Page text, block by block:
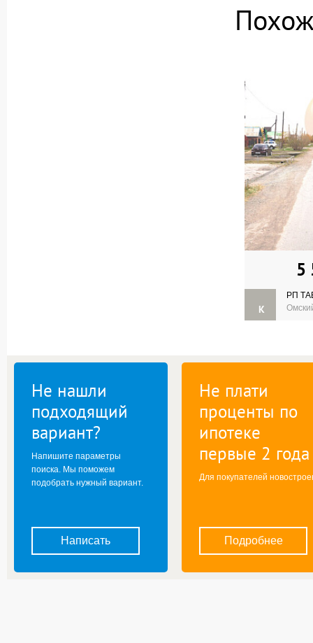
5
К
РП
Не нашли
подходящий
вариант?
Напишите параметры
поиска. Мы поможем
подобрать нужный вариант.
Написать
Не плати
проценты по
ипотеке
первые 2 года
Для покупателей
Подробнее